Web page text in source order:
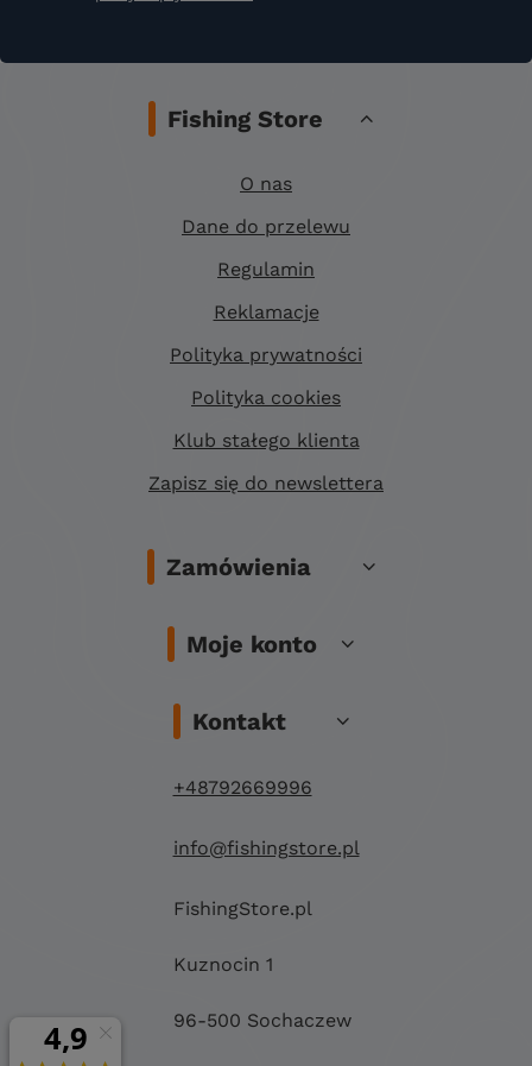
Fishing Store
O nas
Dane do przelewu
Regulamin
Reklamacje
Polityka prywatności
Polityka cookies
Klub stałego klienta
Zapisz się do newslettera
Zamówienia
Moje konto
Kontakt
+48792669996
info@fishingstore.pl
FishingStore.pl
Kuznocin 1
96-500 Sochaczew